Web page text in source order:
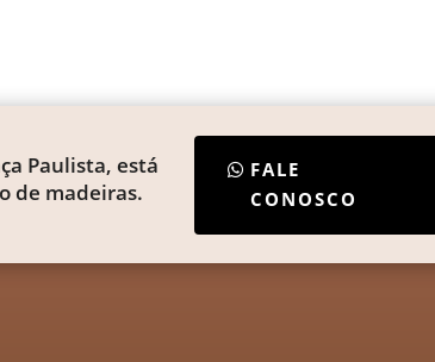
Paulista, está
de madeiras.
FALE
CONOSCO